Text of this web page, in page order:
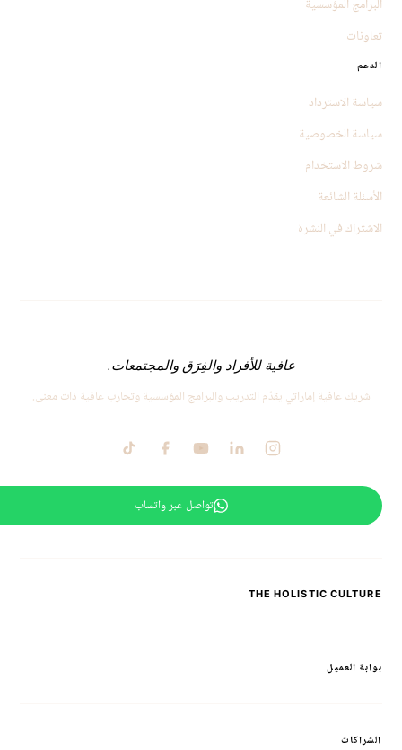
البرامج المؤسسية
تعاونات
الدعم
سياسة الاسترداد
سياسة الخصوصية
شروط الاستخدام
الأسئلة الشائعة
الاشتراك في النشرة
عافية للأفراد والفِرَق والمجتمعات.
شريك عافية إماراتي يقدّم التدريب والبرامج المؤسسية وتجارب عافية ذات معنى.
تواصل عبر واتساب
THE HOLISTIC CULTURE
بوابة العميل
الشراكات